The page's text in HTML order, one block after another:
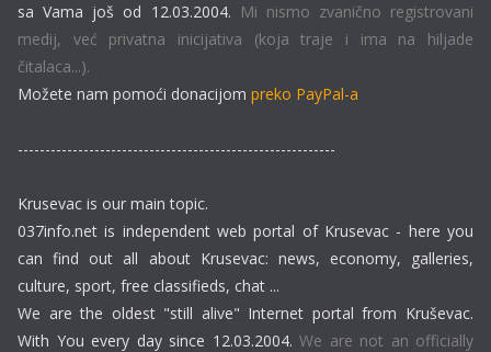
sa Vama još od 12.03.2004. Mi nismo zvanično registrovani
medij, već privatna inicijativa (koja traje i ima na hiljade
čitalaca...).
Možete nam pomoći donacijom preko PayPal-a
----------------------------------------------------------
Krusevac is our main topic.
037info.net is independent web portal of Krusevac - here you
can find out all about Krusevac: news, economy, galleries,
culture, sport, free classifieds, chat ...
We are the oldest "still alive" Internet portal from Kruševac.
With You every day since 12.03.2004. We are not an officially